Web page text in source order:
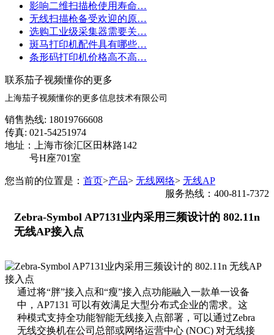
影响二维扫描枪使用寿命…
无线扫描枪备受欢迎的原…
选购工业级采集器需要关…
斑马打印机配件具有哪些…
条形码打印机价格高不高…
联系茄子视频懂你的更多
上海茄子视频懂你的更多信息技术有限公司
销售热线: 18019766608
传真: 021-54251974
地址：上海市徐汇区田林路142
号H座701室
您当前的位置是： 首页>产品> 无线网络> 无线AP
服务热线：400-811-7372
Zebra-Symbol AP7131业内采用三频设计的 802.11n
无线AP接入点
通过将“胖”接入点和“瘦”接入点功能融入一款单一设备
中，AP7131 可以有效满足大型分布式企业的需求。这
种模式支持全功能智能无线接入点部署，可以通过Zebra
无线交换机在公司 总部或网络运营中心 (NOC) 对无线接